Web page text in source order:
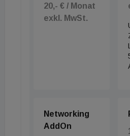
20,- € / Monat
exkl. MwSt.
Networking
AddOn